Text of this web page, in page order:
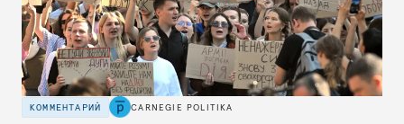
КОММЕНТАРИЙ CARNEGIE POLITIKA